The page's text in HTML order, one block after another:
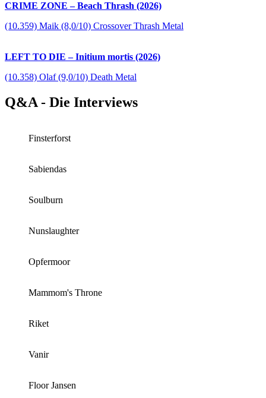
CRIME ZONE – Beach Thrash (2026)
(10.359) Maik (8,0/10) Crossover Thrash Metal
LEFT TO DIE – Initium mortis (2026)
(10.358) Olaf (9,0/10) Death Metal
Q&A - Die Interviews
Finsterforst
Sabiendas
Soulburn
Nunslaughter
Opfermoor
Mammom's Throne
Riket
Vanir
Floor Jansen